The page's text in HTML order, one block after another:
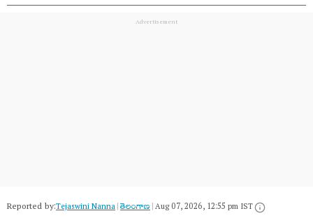
Reported by:Tejaswini Nanna|తెలంగాణ‌|Aug 07, 2026, 12:55 pm IST